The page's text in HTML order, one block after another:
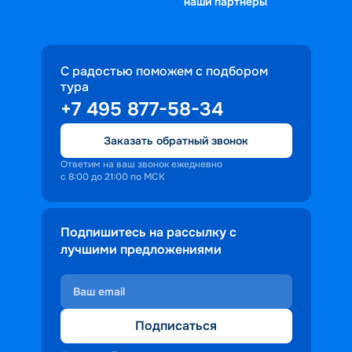
С радостью поможем с подбором
тура
+7 495 877-58-34
Заказать обратный звонок
Ответим на ваш звонок ежедневно
с 8:00 до 21:00 по МСК
Подпишитесь на рассылку с
лучшими предложениями
Подписаться